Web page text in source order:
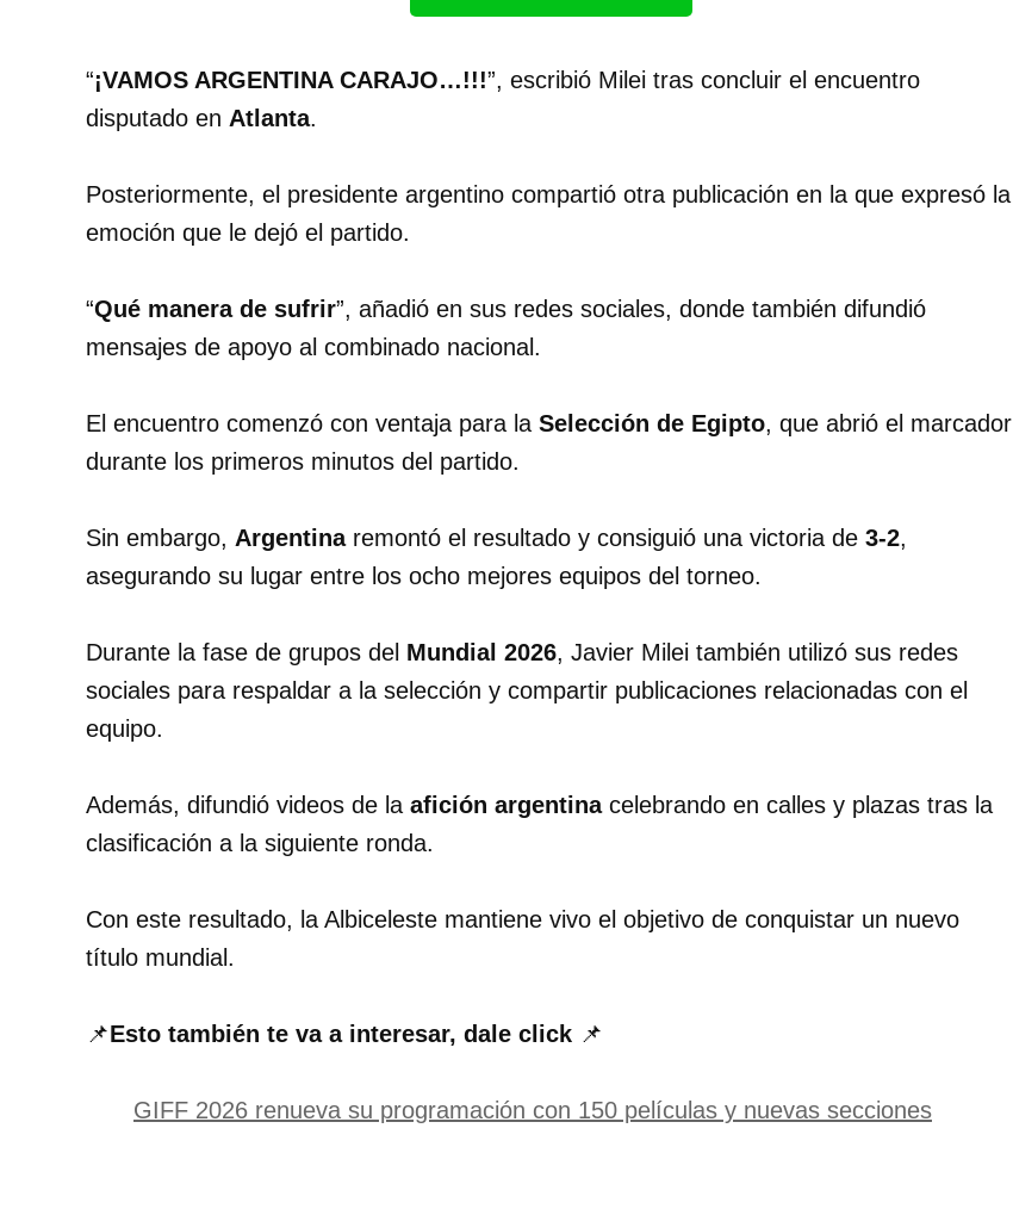
“¡VAMOS ARGENTINA CARAJO…!!!”, escribió Milei tras concluir el encuentro
disputado en Atlanta.
Posteriormente, el presidente argentino compartió otra publicación en la que expresó la
emoción que le dejó el partido.
“Qué manera de sufrir”, añadió en sus redes sociales, donde también difundió
mensajes de apoyo al combinado nacional.
El encuentro comenzó con ventaja para la Selección de Egipto, que abrió el marcador
durante los primeros minutos del partido.
Sin embargo, Argentinaremontó el resultado y consiguió una victoria de 3-2,
asegurando su lugar entre los ocho mejores equipos del torneo.
Durante la fase de grupos del Mundial 2026, Javier Milei también utilizó sus redes
sociales para respaldar a la selección y compartir publicaciones relacionadas con el
equipo.
Además, difundió videos de la afición argentinacelebrando en calles y plazas tras la
clasificación a la siguiente ronda.
Con este resultado, la Albiceleste mantiene vivo el objetivo de conquistar un nuevo
título mundial.
📌Esto también te va a interesar, dale click 📌
GIFF 2026 renueva su programación con 150 películas y nuevas secciones